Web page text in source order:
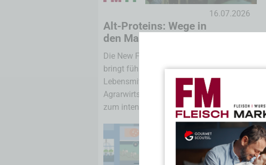
16.07.2026
Alt-Proteins: Wege in
den Massenmarkt
Die New Food Conference 2026 in Berlin
bringt führende Köpfe aus
Lebensmittelindustrie, Handel,
Agrarwirtschaft, Investment und Politik
zum intensiven Gedankenaustausch...